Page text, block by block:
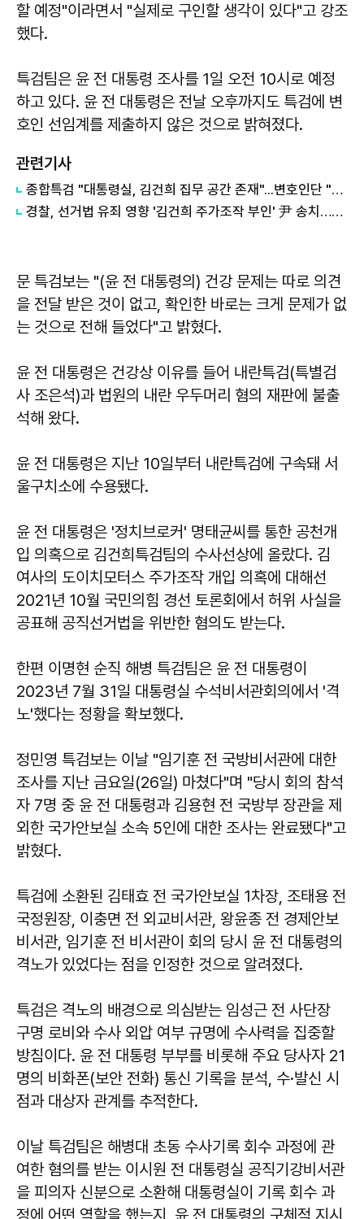
할 예정"이라면서 "실제로 구인할 생각이 있다"고 강조
했다.
특검팀은 윤 전 대통령 조사를 1일 오전 10시로 예정
하고 있다. 윤 전 대통령은 전날 오후까지도 특검에 변
호인 선임계를 제출하지 않은 것으로 밝혀졌다.
관련기사
종합특검 "대통령실, 김건희 집무 공간 존재"...변호인단 "사실왜곡 유감"
경찰, 선거법 유죄 영향 '김건희 주가조작 부인' 尹 송치…檢 판단 주목
문 특검보는 "(윤 전 대통령의) 건강 문제는 따로 의견
을 전달 받은 것이 없고, 확인한 바로는 크게 문제가 없
는 것으로 전해 들었다"고 밝혔다.
윤 전 대통령은 건강상 이유를 들어 내란특검(특별검
사 조은석)과 법원의 내란 우두머리 혐의 재판에 불출
석해 왔다.
윤 전 대통령은 지난 10일부터 내란특검에 구속돼 서
울구치소에 수용됐다.
윤 전 대통령은 '정치브로커' 명태균씨를 통한 공천개
입 의혹으로 김건희특검팀의 수사선상에 올랐다. 김
여사의 도이치모터스 주가조작 개입 의혹에 대해선
2021년 10월 국민의힘 경선 토론회에서 허위 사실을
공표해 공직선거법을 위반한 혐의도 받는다.
한편 이명현 순직 해병 특검팀은 윤 전 대통령이
2023년 7월 31일 대통령실 수석비서관회의에서 '격
노'했다는 정황을 확보했다.
정민영 특검보는 이날 "임기훈 전 국방비서관에 대한
조사를 지난 금요일(26일) 마쳤다"며 "당시 회의 참석
자 7명 중 윤 전 대통령과 김용현 전 국방부 장관을 제
외한 국가안보실 소속 5인에 대한 조사는 완료됐다"고
밝혔다.
특검에 소환된 김태효 전 국가안보실 1차장, 조태용 전
국정원장, 이충면 전 외교비서관, 왕윤종 전 경제안보
비서관, 임기훈 전 비서관이 회의 당시 윤 전 대통령의
격노가 있었다는 점을 인정한 것으로 알려졌다.
특검은 격노의 배경으로 의심받는 임성근 전 사단장
구명 로비와 수사 외압 여부 규명에 수사력을 집중할
방침이다. 윤 전 대통령 부부를 비롯해 주요 당사자 21
명의 비화폰(보안 전화) 통신 기록을 분석, 수·발신 시
점과 대상자 관계를 추적한다.
이날 특검팀은 해병대 초동 수사기록 회수 과정에 관
여한 혐의를 받는 이시원 전 대통령실 공직기강비서관
을 피의자 신분으로 소환해 대통령실이 기록 회수 과
정에 어떤 역할을 했는지, 윤 전 대통령의 구체적 지시